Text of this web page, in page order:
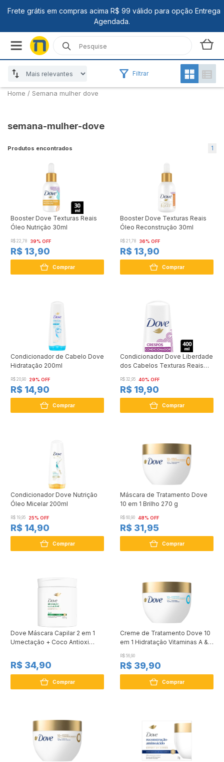
Filtrar
Home / Semana mulher dove
semana-mulher-dove
Produtos encontrados 1
Booster Dove Texturas Reais
Óleo Nutrição 30ml
R$ 22,78 39% OFF
R$ 13,90
Comprar
Booster Dove Texturas Reais
Óleo Reconstrução 30ml
R$ 21,78 36% OFF
R$ 13,90
Comprar
Condicionador de Cabelo Dove
Hidratação 200ml
R$ 20,90 29% OFF
R$ 14,90
Comprar
Condicionador Dove Liberdade
dos Cabelos Texturas Reais
R$ 32,95 40% OFF
R$ 19,90
Comprar
Condicionador Dove Nutrição
Óleo Micelar 200ml
R$ 19,95 25% OFF
R$ 14,90
Comprar
Máscara de Tratamento Dove
10 em 1 Brilho 270 g
R$ 60,90 48% OFF
R$ 31,95
Comprar
Dove Máscara Capilar 2 em 1
Umectação + Coco Antioxi
R$ 34,90
Comprar
Creme de Tratamento Dove 10
em 1 Hidratação Vitaminas A & E
R$ 56,90
R$ 39,90
Comprar